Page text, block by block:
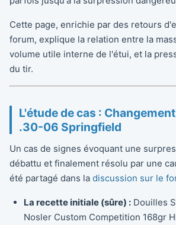
Cette page, enrichie par des retours
forum, explique la relation entre la
volume utile interne de l'étui, et la
du tir.
L'étude de cas :
.30-06 Springfield
Un cas de signes évoquant une
débattu et finalement résolu par une
été partagé dans la discussion sur le
La recette initiale (sûre) : Douilles
Nosler Custom Competition 168gr